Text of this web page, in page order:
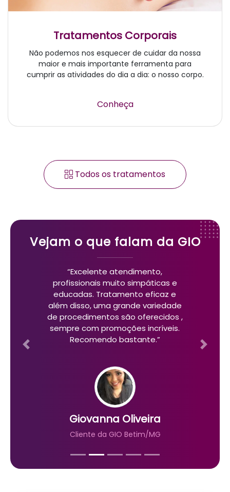
Tratamentos Corporais
Não podemos nos esquecer de cuidar da nossa
maior e mais importante ferramenta para
cumprir as atividades do dia a dia: o nosso corpo.
Conheça
Todos os tratamentos
Vejam o que falam da GIO
“Excelente atendimento,
profissionais muito simpáticas e
educadas. Tratamento eficaz e
além disso, uma grande variedade
de procedimentos são oferecidos ,
sempre com promoções incríveis.
Recomendo bastante.”
Giovanna Oliveira
Cliente da GIO Betim/MG
Previous Next